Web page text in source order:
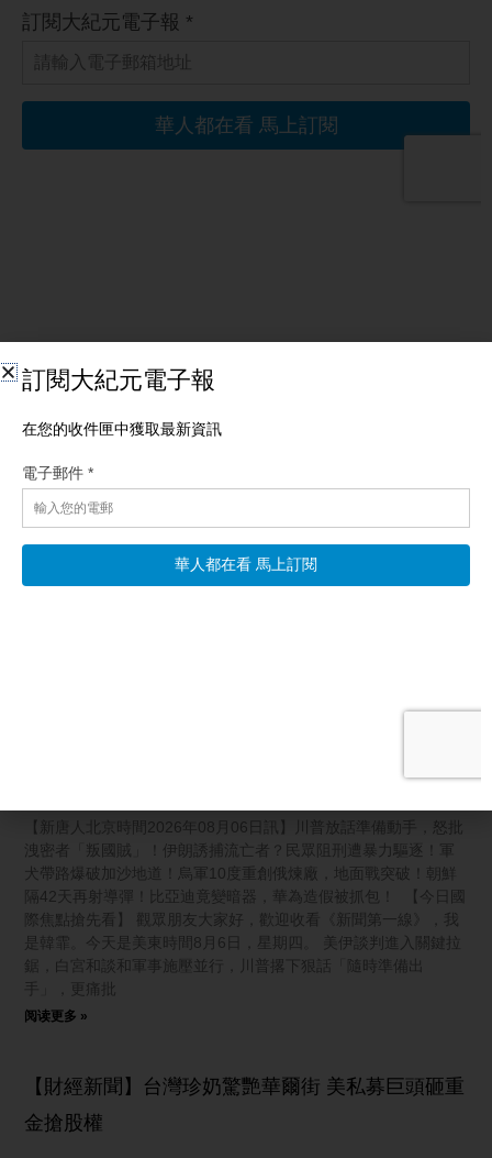
相關文章
【新聞直擊】戰局惡化 朝鮮導彈隊入俄 美鳥速通
情報
【新唐人北京時間2026年08月06日訊】霍峽協議待批准？伊朗核
心斷訊！總統承認難溝通；朝俄軍事升級，美烏再度聯手；漢光
【新唐人北京時間2026年08月06日訊】川普放話準備動手，怒批
洩密者「叛國賊」！伊朗誘捕流亡者？民眾阻刑遭暴力驅逐！軍
犬帶路爆破加沙地道！烏軍10度重創俄煉廠，地面戰突破！朝鮮
隔42天再射導彈！比亞迪竟變暗器，華為造假被抓包！ 【今日國
際焦點搶先看】 觀眾朋友大家好，歡迎收看《新聞第一線》，我
是韓霏。今天是美東時間8月6日，星期四。 美伊談判進入關鍵拉
鋸，白宮和談和軍事施壓並行，川普撂下狠話「隨時準備出
手」，更痛批
阅读更多 »
【財經新聞】台灣珍奶驚艷華爾街 美私募巨頭砸重
金搶股權